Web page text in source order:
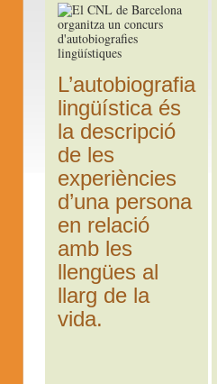
L’autobiografia
lingüística és
la descripció
de les
experiències
d’una persona
en relació
amb les
llengües al
llarg de la
vida.